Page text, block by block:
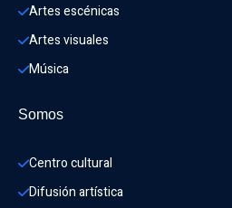
Artes escénicas
Artes visuales
Música
Somos
Centro cultural
Difusión artística